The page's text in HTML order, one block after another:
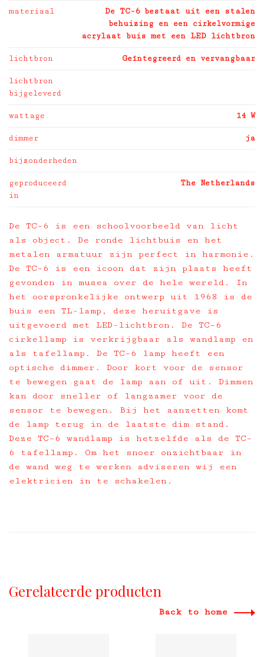
materiaal
De TC-6 bestaat uit een stalen
behuizing en een cirkelvormige
acrylaat buis met een LED lichtbron
lichtbron Geïntegreerd en vervangbaar
lichtbron
bijgeleverd
wattage 14 W
dimmer ja
bijzonderheden
geproduceerd
in
The Netherlands
De TC–6 is een schoolvoorbeeld van licht
als object. De ronde lichtbuis en het
metalen armatuur zijn perfect in harmonie.
De TC–6 is een icoon dat zijn plaats heeft
gevonden in musea over de hele wereld. In
het oorspronkelijke ontwerp uit 1968 is de
buis een TL-lamp, deze heruitgave is
uitgevoerd met LED-lichtbron. De TC–6
cirkellamp is verkrijgbaar als wandlamp en
als tafellamp. De TC–6 lamp heeft een
optische dimmer. Door kort voor de sensor
te bewegen gaat de lamp aan of uit. Dimmen
kan door sneller of langzamer voor de
sensor te bewegen. Bij het aanzetten komt
de lamp terug in de laatste dim stand.
Deze TC–6 wandlamp is hetzelfde als de TC–
6 tafellamp. Om het snoer onzichtbaar in
de wand weg te werken adviseren wij een
elektricien in te schakelen.
Gerelateerde producten
Back to home